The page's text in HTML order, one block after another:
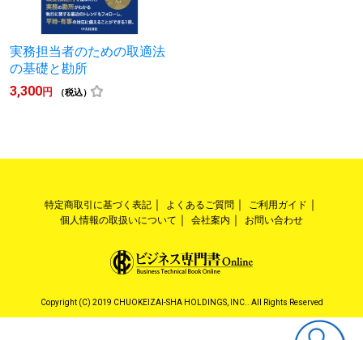
実務担当者のための取適法
の基礎と勘所
3,300円 （税込）
特定商取引に基づく表記 よくあるご質問
ご利用ガイド
個人情報の取扱いについて
会社案内 お問い合わせ
Copyright (C) 2019 CHUOKEIZAI-SHA HOLDINGS, INC.. All Rights Reserved